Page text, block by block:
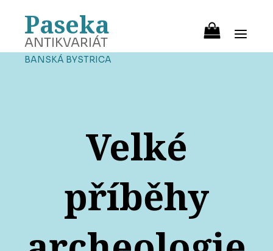
Paseka
ANTIKVARIÁT
BANSKÁ BYSTRICA
Velké
příběhy